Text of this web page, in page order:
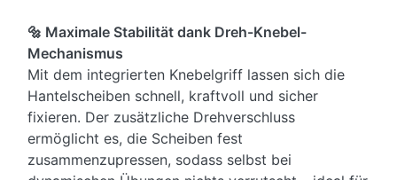
🔩 Maximale Stabilität dank Dreh-Knebel-
Mechanismus
Mit dem integrierten Knebelgriff lassen sich die
Hantelscheiben schnell, kraftvoll und sicher
fixieren. Der zusätzliche Drehverschluss
ermöglicht es, die Scheiben fest
zusammenzupressen, sodass selbst bei